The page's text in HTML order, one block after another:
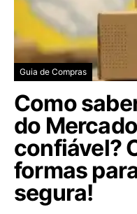
Guia de Compras
Como
do
confiável?
formas
segura!